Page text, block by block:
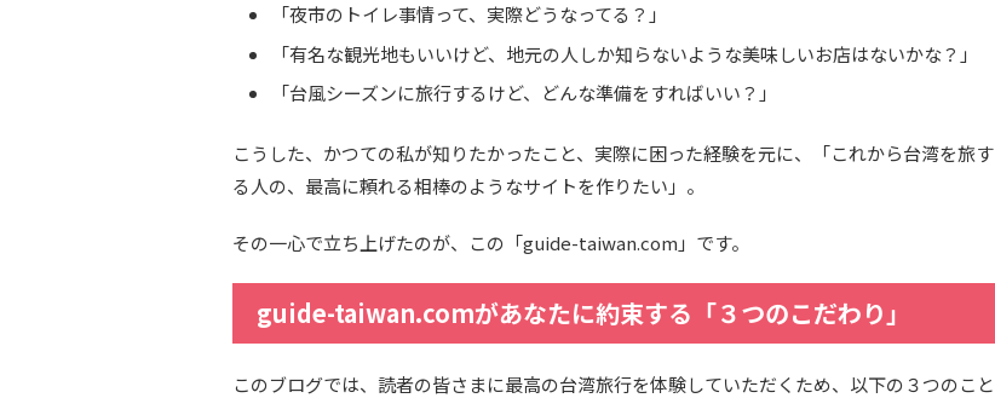
「夜市のトイレ事情って、実際どうなってる？」
「有名な観光地もいいけど、地元の人しか知らないような美味しいお店はないかな？」
「台風シーズンに旅行するけど、どんな準備をすればいい？」
こうした、かつての私が知りたかったこと、実際に困った経験を元に、「これから台湾を旅す
る人の、最高に頼れる相棒のようなサイトを作りたい」。
その一心で立ち上げたのが、この「guide-taiwan.com」です。
guide-taiwan.comがあなたに約束する「３つのこだわり」
このブログでは、読者の皆さまに最高の台湾旅行を体験していただくため、以下の３つのこと